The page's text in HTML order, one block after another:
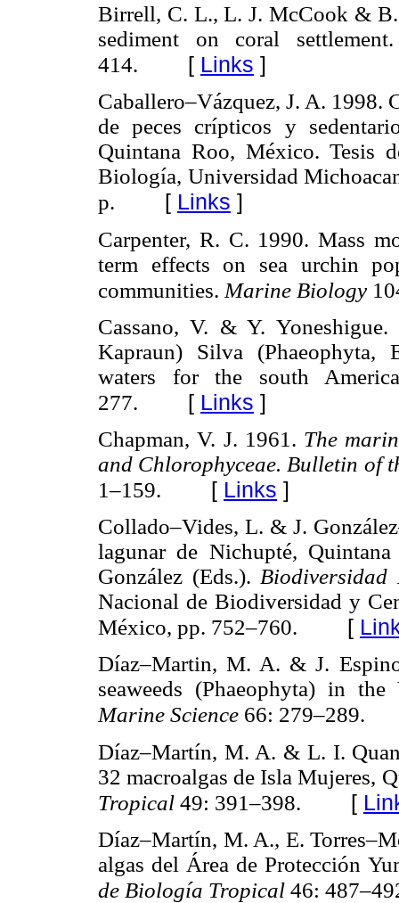
Birrell, C. L., L. J. McCook &
sediment on coral
414. [ Links ]
Caballero–Vázquez, J. A. 1998.
de peces crípticos y
Quintana Roo, México. Tesis
Biología, Universidad
p. [ Links ]
Carpenter, R. C. 1990. Mass
term effects on sea urchin
communities. Marine Biology
Cassano, V. & Y.
Kapraun) Silva (Phaeophyta,
waters for the south
277. [ Links ]
Chapman, V. J. 1961. The
and Chlorophyceae. Bulletin of
1–159. [ Links ]
Collado–Vides, L. & J.
lagunar de Nichupté,
González (Eds.).
Nacional de Biodiversidad y
México, pp. 752–760. [
Díaz–Martin, M. A. & J.
seaweeds (Phaeophyta) in
Marine Science 66: 279–289.
Díaz–Martín, M. A. & L. I.
32 macroalgas de Isla Mujeres,
Tropical 49: 391–398. [
Díaz–Martín, M. A., E.
algas del Área de Protección
de Biología Tropical 46: